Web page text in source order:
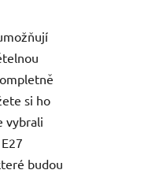
si ho
vybrali
budou